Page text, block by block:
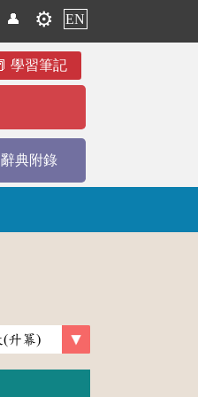
👤 ⚙️ EN
學習筆記
辭典附錄